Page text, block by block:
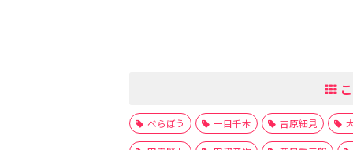
べらぼう 一目千本 吉原細見